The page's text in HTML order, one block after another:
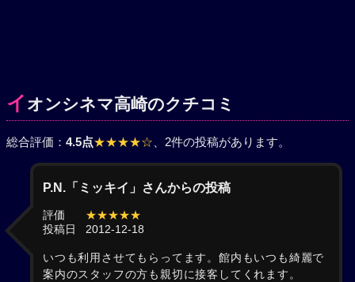
イ オンシネマ高崎のクチコミ
総合評価： 4.5点★★★★☆ 、2件の投稿があります。
P.N.「ミッキイ」さんからの投稿
評価
★★★★★
投稿日
2012-12-18
いつも利用させてもらってます。館内もいつも綺麗で
案内のスタッフの方も親切に接客してくれます。